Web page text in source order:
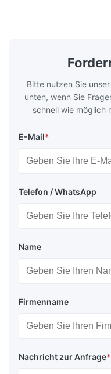
Bitte nutzen Sie
unten, wenn Sie
schnell wie möglich
E-Mail*
Telefon / WhatsApp
Name
Firmenname
Nachricht zur Anfrage*